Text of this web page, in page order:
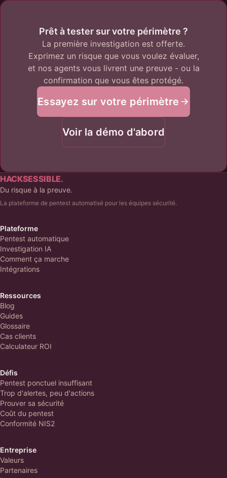
Prêt à tester sur votre périmètre ?
La première investigation est offerte.
Exprimez un risque que vous voulez évaluer,
et nos agents vous livrent une preuve - ou la
confirmation que vous êtes protégé.
Essayez sur votre périmètre
Voir la démo d'abord
HACKSESSIBLE.
Du risque à la preuve.
La plateforme de pentest automatisé pour les équipes sécurité.
Plateforme
Pentest automatique
Investigation IA
Comment ça marche
Intégrations
Ressources
Blog
Guides
Glossaire
Cas clients
Calculateur ROI
Défis
Pentest ponctuel insuffisant
Trop d'alertes, peu d'actions
Prouver sa sécurité
Coût du pentest
Conformité NIS2
Entreprise
Valeurs
Partenaires